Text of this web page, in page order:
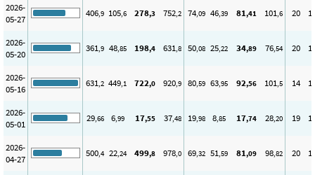
2026-
05-27
406,9 105,6 278,3 752,2 74,09 46,39 81,41 101,6 20
2026-
05-20
361,9 48,85 198,4 631,8 50,08 25,22 34,89 76,54 20
2026-
05-16
631,2 449,1 722,0 920,9 80,59 63,95 92,56 101,5 14
2026-
05-01
29,66 6,99 17,55 37,48 19,98 8,85 17,74 28,20 19
2026-
04-27
500,4 22,24 499,8 978,0 69,32 51,59 81,09 98,82 20